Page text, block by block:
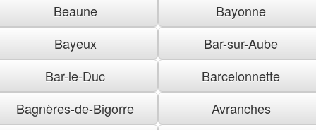
Beaune
Bayonne
Bayeux
Bar-sur-Aube
Bar-le-Duc
Barcelonnette
Bagnères-de-Bigorre
Avranches